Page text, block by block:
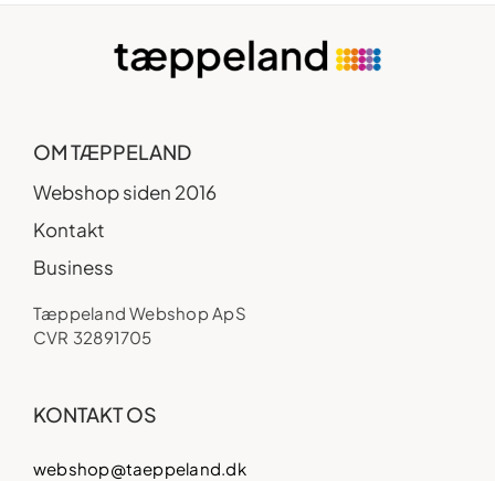
OM TÆPPELAND
Webshop siden 2016
Kontakt
Business
Tæppeland Webshop ApS
CVR 32891705
KONTAKT OS
webshop@taeppeland.dk